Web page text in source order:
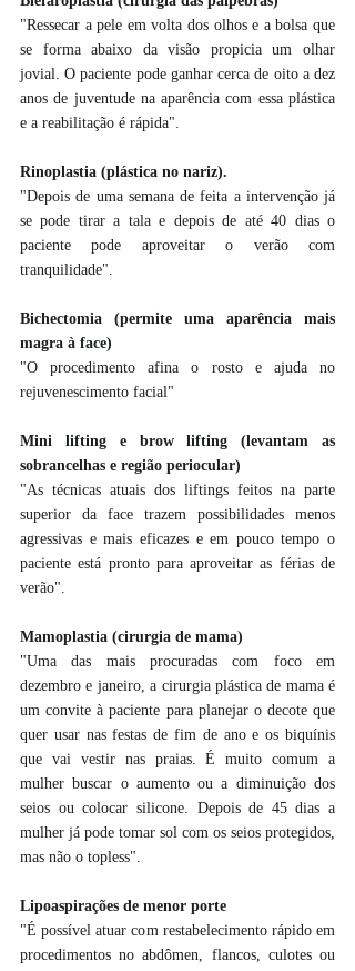
"Ressecar a pele em volta dos olhos e a bolsa que
se forma abaixo da visão propicia um olhar
jovial. O paciente pode ganhar cerca de oito a dez
anos de juventude na aparência com essa plástica
e a reabilitação é rápida".
Rinoplastia (plástica no nariz).
"Depois de uma semana de feita a intervenção já
se pode tirar a tala e depois de até 40 dias o
paciente pode aproveitar o verão com
tranquilidade".
Bichectomia (permite uma aparência mais
magra à face)
"O procedimento afina o rosto e ajuda no
rejuvenescimento facial"
Mini lifting e brow lifting (levantam as
sobrancelhas e região periocular)
"As técnicas atuais dos liftings feitos na parte
superior da face trazem possibilidades menos
agressivas e mais eficazes e em pouco tempo o
paciente está pronto para aproveitar as férias de
verão".
Mamoplastia (cirurgia de mama)
"Uma das mais procuradas com foco em
dezembro e janeiro, a cirurgia plástica de mama é
um convite à paciente para planejar o decote que
quer usar nas festas de fim de ano e os biquínis
que vai vestir nas praias. É muito comum a
mulher buscar o aumento ou a diminuição dos
seios ou colocar silicone. Depois de 45 dias a
mulher já pode tomar sol com os seios protegidos,
mas não o topless".
Lipoaspirações de menor porte
"É possível atuar com restabelecimento rápido em
procedimentos no abdômen, flancos, culotes ou